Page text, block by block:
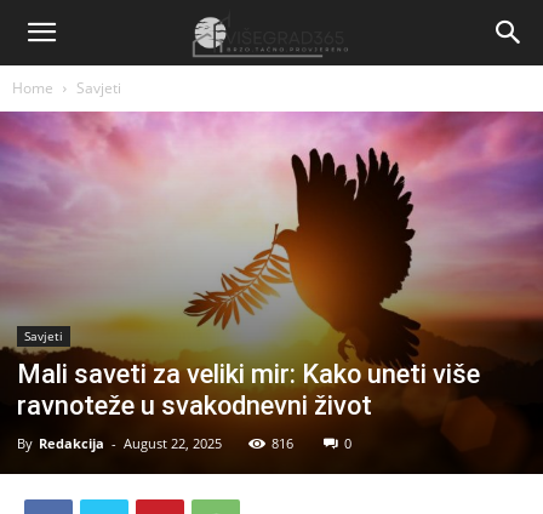
Home Savjeti
Savjeti
Mali saveti za veliki mir: Kako uneti više
ravnoteže u svakodnevni život
By Redakcija - August 22, 2025 816 0